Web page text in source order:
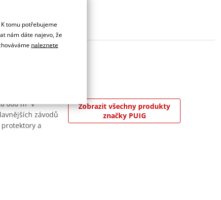
000 m² v
závodů
a
Zobrazit všechny produkty
značky PUIG
tomu potřebujeme
nám dáte najevo, že
naleznete